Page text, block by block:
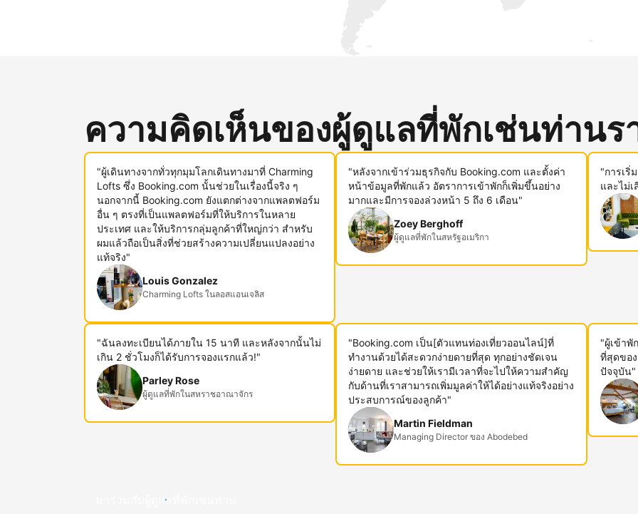
ความคิดเห็นของผู้ดูแลที่พักเช่นท่านร
"ผู้เดินทางจากทั่วทุกมุมโลกเดินทางมาที่ Charming
Lofts ซึ่ง Booking.com นั้นช่วยในเรื่องนี้จริง ๆ
นอกจากนี้ Booking.com ยังแตกต่างจากแพลตฟอร์ม
อื่น ๆ ตรงที่เป็นแพลตฟอร์มที่ให้บริการในหลาย
ประเทศ และให้บริการกลุ่มลูกค้าที่ใหญ่กว่า สำหรับ
ผมแล้วถือเป็นสิ่งที่ช่วยสร้างความเปลี่ยนแปลงอย่าง
แท้จริง"
Louis Gonzalez
Charming Lofts ในลอสแอนเจลิส
"หลังจากเข้าร่วมธุรกิจกับ Booking.com และตั้งค่า
หน้าข้อมูลที่พักแล้ว อัตราการเข้าพักก็เพิ่มขึ้นอย่าง
มากและมีการจองล่วงหน้า 5 ถึง 6 เดือน"
Zoey Berghoff
ผู้ดูแลที่พักในสหรัฐอเมริกา
"การเริ่
และไม่เ
"ฉันลงทะเบียนได้ภายใน 15 นาที และหลังจากนั้นไม่
เกิน 2 ชั่วโมงก็ได้รับการจองแรกแล้ว!"
Parley Rose
ผู้ดูแลที่พักในสหราชอาณาจักร
"Booking.com เป็น[ตัวแทนท่องเที่ยวออนไลน์]ที่
ทำงานด้วยได้สะดวกง่ายดายที่สุด ทุกอย่างชัดเจน
ง่ายดาย และช่วยให้เรามีเวลาที่จะไปให้ความสำคัญ
กับด้านที่เราสามารถเพิ่มมูลค่าให้ได้อย่างแท้จริงอย่าง
ประสบการณ์ของลูกค้า"
Martin Fieldman
Managing Director ของ Abodebed
"ผู้เข้าพั
ที่สุดของ
ปัจจุบัน"
มาร่วมกับผู้ดูแลที่พักเช่นท่าน